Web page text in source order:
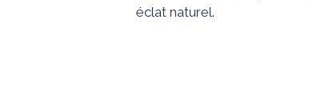
éclat naturel.